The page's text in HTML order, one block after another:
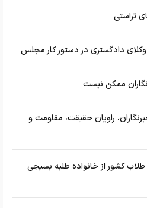
تراستی
دادگستری در دستور کار مجلس
ممکن نیست
راویان حقیقت، مقاومت و
کشور از خانواده طلبه بسیجی